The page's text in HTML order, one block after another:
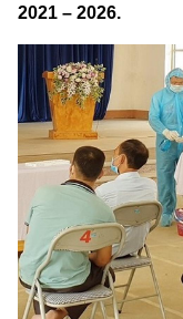
2021 – 2026.